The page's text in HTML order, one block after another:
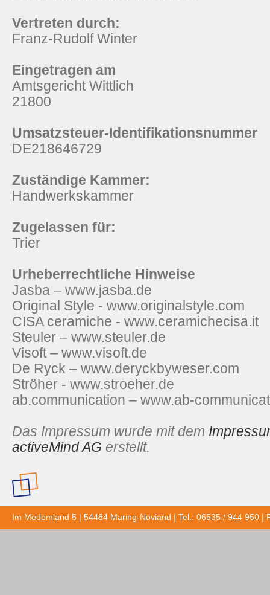
Vertreten durch:
Franz-Rudolf Winter
Eingetragen am
Amtsgericht Wittlich
21800
Umsatzsteuer-Identifikationsnummer
DE218646729
Zuständige Kammer:
Handwerkskammer
Zugelassen für:
Trier
Urheberrechtliche Hinweise
Jasba – www.jasba.de
Original Style - www.originalstyle.com
CISA ceramiche - www.ceramichecisa.it
Steuler – www.steuler.de
Visoft – www.visoft.de
De Ryck – www.deryckbyweser.com
Ströher - www.stroeher.de
ab.communication – www.ab-
Das Impressum wurde mit dem
activeMind AG erstellt.
Im Medemland 5 | 54484 Maring-Noviand | Tel.: 06535 / 944 950 |